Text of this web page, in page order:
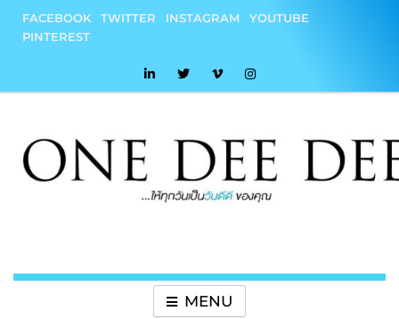
content
FACEBOOK TWITTER INSTAGRAM
YOUTUBE
PINTEREST
MENU